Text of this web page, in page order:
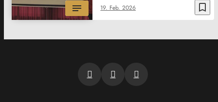
bookmark_border
19. Feb. 2026